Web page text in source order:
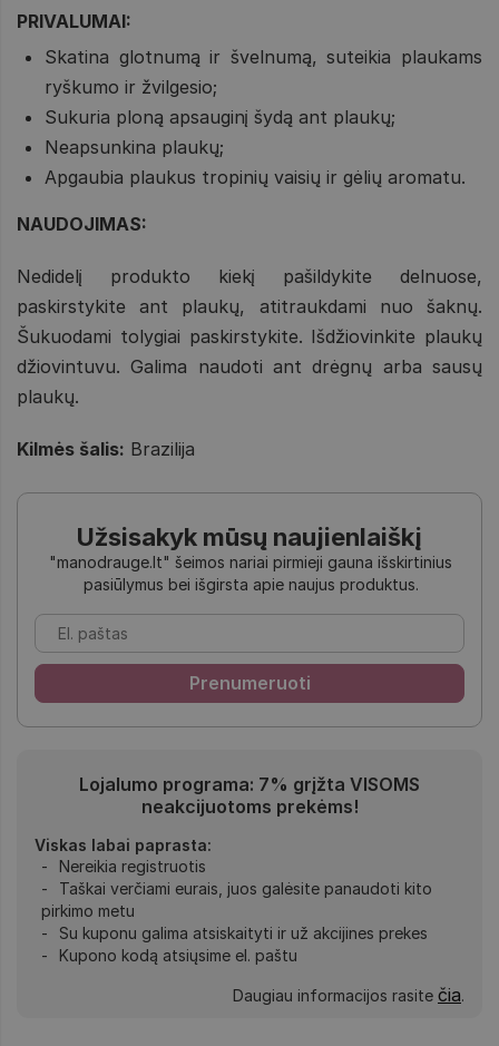
PRIVALUMAI:
Skatina glotnumą ir švelnumą, suteikia plaukams
ryškumo ir žvilgesio;
Sukuria ploną apsauginį šydą ant plaukų;
Neapsunkina plaukų;
Apgaubia plaukus tropinių vaisių ir gėlių aromatu.
NAUDOJIMAS:
Nedidelį produkto kiekį pašildykite delnuose,
paskirstykite ant plaukų, atitraukdami nuo šaknų.
Šukuodami tolygiai paskirstykite. Išdžiovinkite plaukų
džiovintuvu. Galima naudoti ant drėgnų arba sausų
plaukų.
Kilmės šalis: Brazilija
Užsisakyk mūsų naujienlaiškį
"manodrauge.lt" šeimos nariai pirmieji gauna išskirtinius
pasiūlymus bei išgirsta apie naujus produktus.
Lojalumo programa: 7% grįžta VISOMS
neakcijuotoms prekėms!
Viskas labai paprasta:
Nereikia registruotis
Taškai verčiami eurais, juos galėsite panaudoti kito
pirkimo metu
Su kuponu galima atsiskaityti ir už akcijines prekes
Kupono kodą atsiųsime el. paštu
Daugiau informacijos rasite čia.